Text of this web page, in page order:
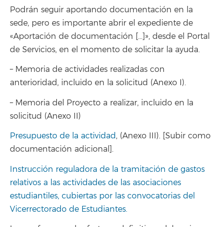
Podrán seguir aportando documentación en la
sede, pero es importante abrir el expediente de
«Aportación de documentación […]», desde el Portal
de Servicios, en el momento de solicitar la ayuda.
– Memoria de actividades realizadas con
anterioridad, incluido en la solicitud (Anexo I).
– Memoria del Proyecto a realizar, incluido en la
solicitud (Anexo II)
Presupuesto de la actividad, (Anexo III). [Subir como
documentación adicional].
Instrucción reguladora de la tramitación de gastos
relativos a las actividades de las asociaciones
estudiantiles, cubiertas por las convocatorias del
Vicerrectorado de Estudiantes.